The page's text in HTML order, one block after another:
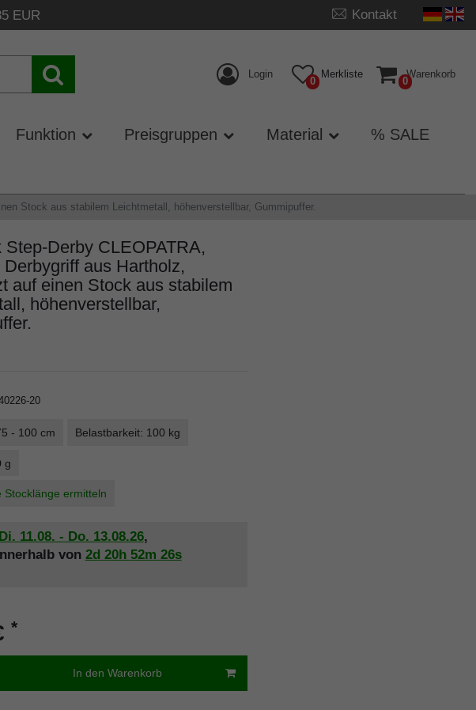
EUR Kontakt
Login
0
Merkliste
0
Warenkorb
Funktion Preisgruppen Material % SALE
Stock aus stabilem Leichtmetall, höhenverstellbar, Gummipuffer.
Step-Derby CLEOPATRA,
Derbygriff aus Hartholz,
auf einen Stock aus stabilem
höhenverstellbar,
20
- 100 cm Belastbarkeit: 100 kg
g
Stocklänge ermitteln
Di. 11.08. - Do. 13.08.26,
von 2d 20h 52m 25s
*
In den Warenkorb